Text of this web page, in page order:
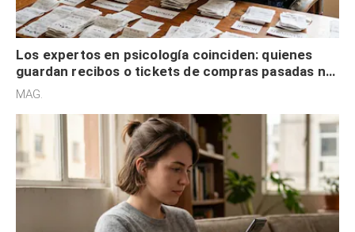
Los expertos en psicología coinciden: quienes
guardan recibos o tickets de compras pasadas no
son acumuladores, sino que tienen necesidad de
MAG.